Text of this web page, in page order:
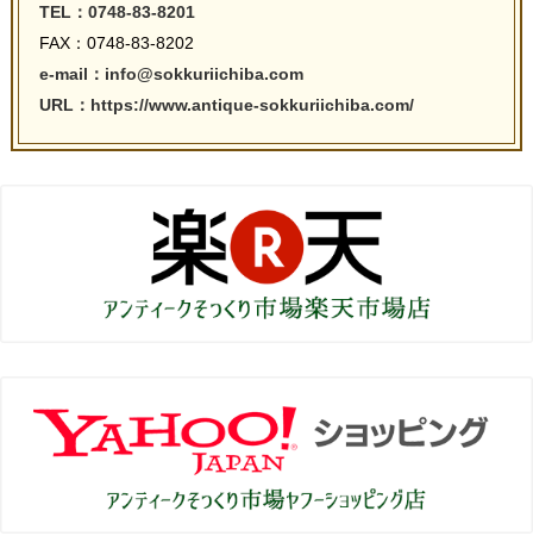
TEL：0748-83-8201
FAX：0748-83-8202
e-mail：info@sokkuriichiba.com
URL：https://www.antique-sokkuriichiba.com/